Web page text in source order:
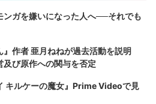
ンガを嫌いになった人へ──それでも
』作者 亜月ねねが過去活動を説明
及び原作への関与を否定
キルケーの魔女』Prime Videoで見